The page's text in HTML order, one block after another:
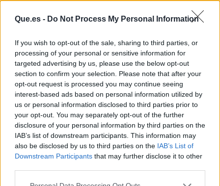
Que.es - Do Not Process My Personal Information
If you wish to opt-out of the sale, sharing to third parties, or
processing of your personal or sensitive information for
targeted advertising by us, please use the below opt-out
section to confirm your selection. Please note that after your
opt-out request is processed you may continue seeing
interest-based ads based on personal information utilized by
us or personal information disclosed to third parties prior to
your opt-out. You may separately opt-out of the further
disclosure of your personal information by third parties on the
IAB’s list of downstream participants. This information may
also be disclosed by us to third parties on the IAB’s List of
Downstream Participants that may further disclose it to other
Publicidad